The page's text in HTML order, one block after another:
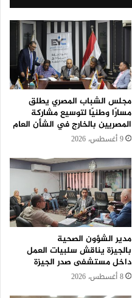
مجلس الشباب المصري يطلق
مسارًا وطنيًا لتوسيع مشاركة
المصريين بالخارج في الشأن العام
9 أغسطس، 2026
مدير الشؤون الصحية
بالجيزة يناقش سلبيات العمل
داخل مستشفى صدر الجيزة
8 أغسطس، 2026